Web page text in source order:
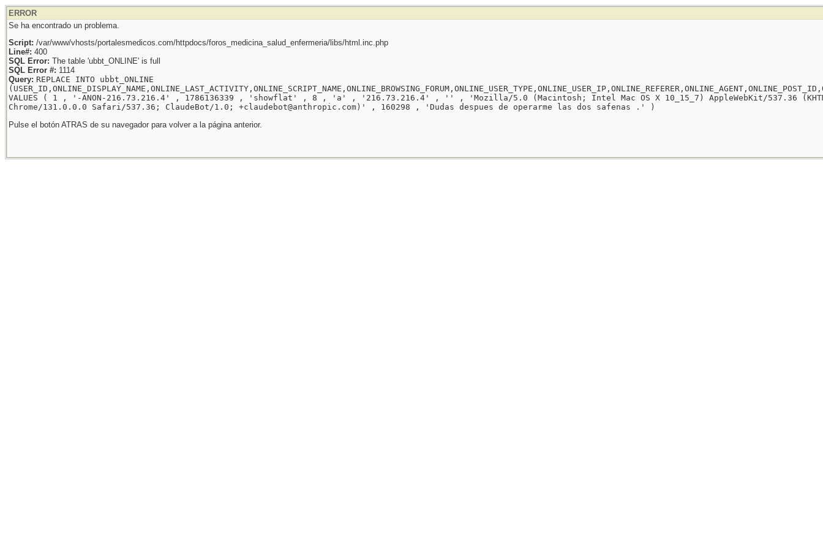
ERROR
Se ha encontrado un problema.
Script: /var/www/vhosts/portalesmedicos.com/httpdocs/foros_medicina_salud_enfermeria/libs/html.inc.php
Line#: 400
SQL Error: The table 'ubbt_ONLINE' is full
SQL Error #: 1114
Query: REPLACE INTO ubbt_ONLINE
VALUES ( 1 , '-ANON-216.73.216.4' , 1786136339 , 'showflat' , 8 , 'a' , '216.73.216.4' , '' , 'Mozilla/5.0 (Macintosh; Intel Mac OS X 10_15_7) AppleWebKit/537.36
Chrome/131.0.0.0 Safari/537.36; ClaudeBot/1.0; +claudebot@anthropic.com)' , 160298 , 'Dudas despues de operarme las dos safenas .' )
Pulse el botón ATRAS de su navegador para volver a la página anterior.